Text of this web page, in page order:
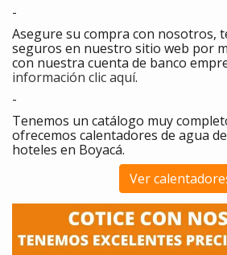
-
Asegure su compra con nosotros,
seguros en nuestro sitio web por
con nuestra cuenta de banco
información clic aquí.
-
Tenemos un catálogo muy
ofrecemos calentadores de agua
hoteles en Boyacá.
Ver